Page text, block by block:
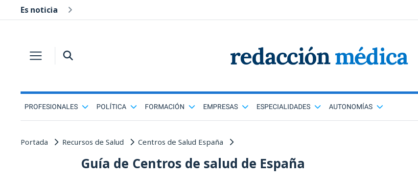
Es noticia
PROFESIONALES POLÍTICA FORMACIÓN EMPRESAS ESPECIALIDADES AUTONOMÍAS
Portada Recursos de Salud Centros de Salud España
Guía de Centros de salud de España